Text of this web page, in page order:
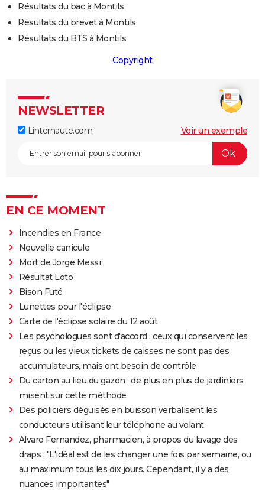
Résultats du bac à Montils
Résultats du brevet à Montils
Résultats du BTS à Montils
Copyright
NEWSLETTER
Linternaute.com Voir un exemple
EN CE MOMENT
Incendies en France
Nouvelle canicule
Mort de Jorge Messi
Résultat Loto
Bison Futé
Lunettes pour l'éclipse
Carte de l'éclipse solaire du 12 août
Les psychologues sont d'accord : ceux qui conservent les
reçus ou les vieux tickets de caisses ne sont pas des
accumulateurs, mais ont besoin de contrôle
Du carton au lieu du gazon : de plus en plus de jardiniers
misent sur cette méthode
Des policiers déguisés en buisson verbalisent les
conducteurs utilisant leur téléphone au volant
Alvaro Fernandez, pharmacien, à propos du lavage des
draps : "L'idéal est de les changer une fois par semaine, ou
au maximum tous les dix jours. Cependant, il y a des
nuances importantes"